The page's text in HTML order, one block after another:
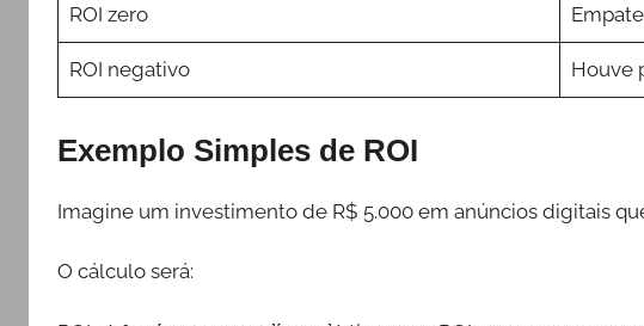
ROI zero
ROI negativo Houve
Exemplo Simples de ROI
Imagine um investimento de R$ 5.000 em anúncios digitais
O cálculo será: